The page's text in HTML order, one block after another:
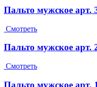
Пальто мужское арт.
Смотреть
Пальто мужское арт.
Смотреть
Пальто мужское арт.